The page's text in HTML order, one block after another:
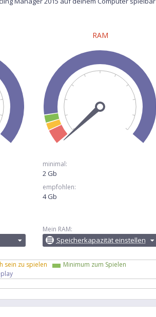
RAM
minimal:
2 Gb
empfohlen:
4 Gb
Mein RAM:
Speicherkapazität einstellen
sein zu spielen
Minimum zum Spielen